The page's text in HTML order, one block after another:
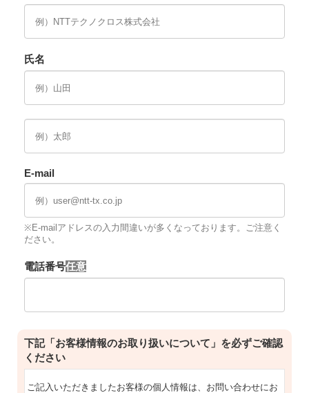
氏名
E-mail
※E-mailアドレスの入力間違いが多くなっております。ご注意く
ださい。
電話番号
下記「お客様情報のお取り扱いについて」を必ずご確認
ください